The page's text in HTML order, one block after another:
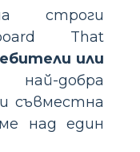
строги
That
или
добра
съвместна
над един